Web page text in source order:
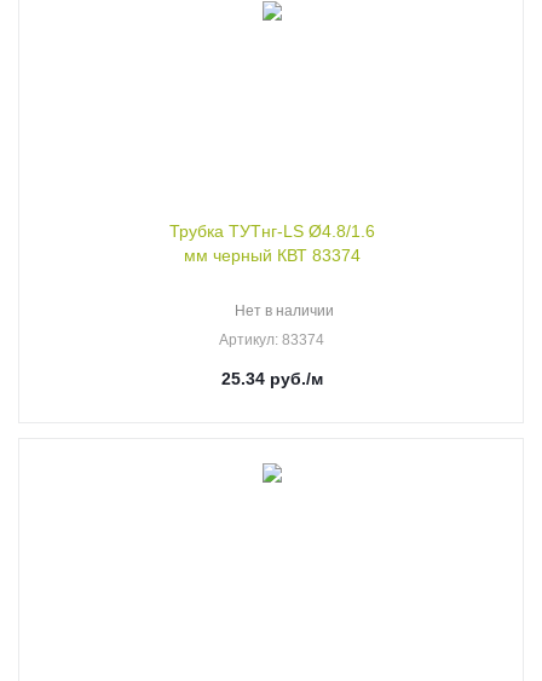
Трубка ТУТнг-LS Ø4.8/1.6
мм черный КВТ 83374
Нет в наличии
Артикул: 83374
25.34руб./м